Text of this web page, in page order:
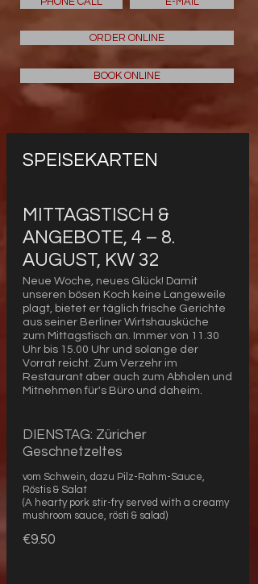
ORDER ONLINE
BOOK ONLINE
SPEISEKARTEN
MITTAGSTISCH &
ANGEBOTE, 4 – 8.
AUGUST, KW 32
Neue Woche, neues Glück! Damit
unseren bösen Koch keine Langeweile
plagt, bietet er täglich frische Gerichte
aus seiner Berliner Wirtshausküche
zum Mittagstisch an. Immer von 11.30
Uhr bis 15.00 Uhr und solange der
Vorrat reicht. Zum Verzehr im
Restaurant aber auch zum Abholen und
Mitnehmen für's Büro und daheim.
DIENSTAG: Züricher
Geschnetzeltes
vom Schwein, dazu Pilz-Rahm-Sauce,
Röstis & Salat
(A hearty pork stir-fry served with a creamy
mushroom sauce, rösti & salad)
€9.50